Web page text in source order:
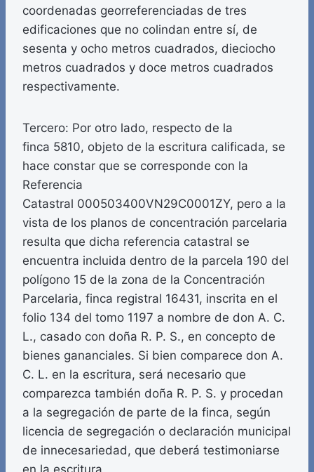
coordenadas georreferenciadas de tres
edificaciones que no colindan entre sí, de
sesenta y ocho metros cuadrados, dieciocho
metros cuadrados y doce metros cuadrados
respectivamente.
Tercero: Por otro lado, respecto de la
finca 5810, objeto de la escritura calificada, se
hace constar que se corresponde con la
Referencia
Catastral 000503400VN29C0001ZY, pero a la
vista de los planos de concentración parcelaria
resulta que dicha referencia catastral se
encuentra incluida dentro de la parcela 190 del
polígono 15 de la zona de la Concentración
Parcelaria, finca registral 16431, inscrita en el
folio 134 del tomo 1197 a nombre de don A. C.
L., casado con doña R. P. S., en concepto de
bienes gananciales. Si bien comparece don A.
C. L. en la escritura, será necesario que
comparezca también doña R. P. S. y procedan
a la segregación de parte de la finca, según
licencia de segregación o declaración municipal
de innecesariedad, que deberá testimoniarse